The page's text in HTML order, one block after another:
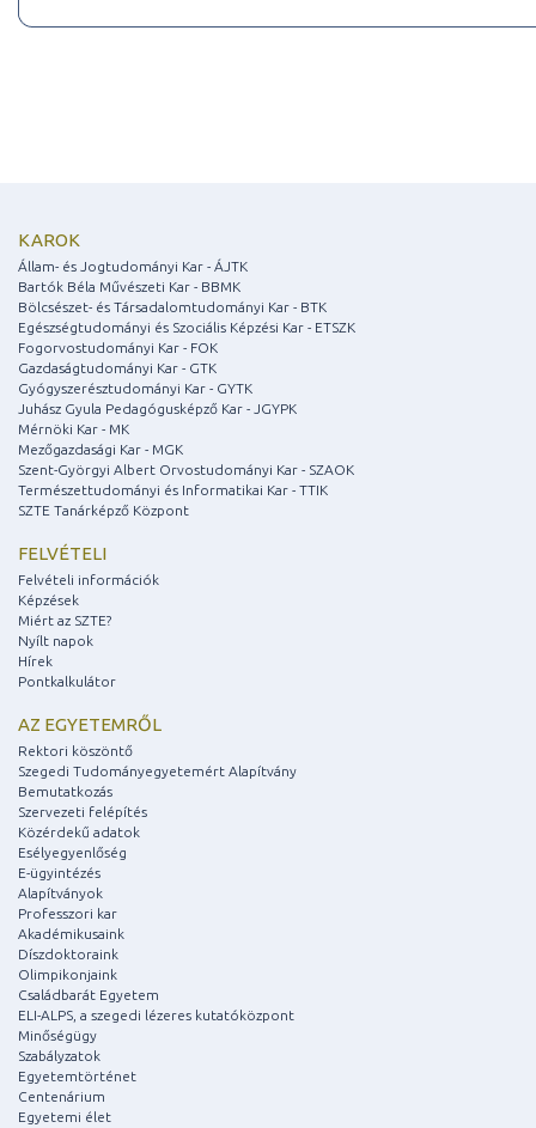
KAROK
Állam- és Jogtudományi Kar - ÁJTK
Bartók Béla Művészeti Kar - BBMK
Bölcsészet- és Társadalomtudományi Kar - BTK
Egészségtudományi és Szociális Képzési Kar - ETSZK
Fogorvostudományi Kar - FOK
Gazdaságtudományi Kar - GTK
Gyógyszerésztudományi Kar - GYTK
Juhász Gyula Pedagógusképző Kar - JGYPK
Mérnöki Kar - MK
Mezőgazdasági Kar - MGK
Szent-Györgyi Albert Orvostudományi Kar - SZAOK
Természettudományi és Informatikai Kar - TTIK
SZTE Tanárképző Központ
FELVÉTELI
Felvételi információk
Képzések
Miért az SZTE?
Nyílt napok
Hírek
Pontkalkulátor
AZ EGYETEMRŐL
Rektori köszöntő
Szegedi Tudományegyetemért Alapítvány
Bemutatkozás
Szervezeti felépítés
Közérdekű adatok
Esélyegyenlőség
E-ügyintézés
Alapítványok
Professzori kar
Akadémikusaink
Díszdoktoraink
Olimpikonjaink
Családbarát Egyetem
ELI-ALPS, a szegedi lézeres kutatóközpont
Minőségügy
Szabályzatok
Egyetemtörténet
Centenárium
Egyetemi élet